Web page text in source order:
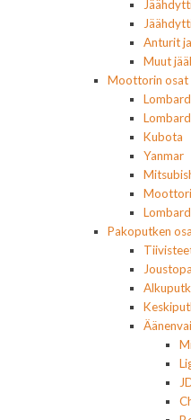
Anturit
Muut
Moottorin osat
Kubota
Yanmar
Pakoputken